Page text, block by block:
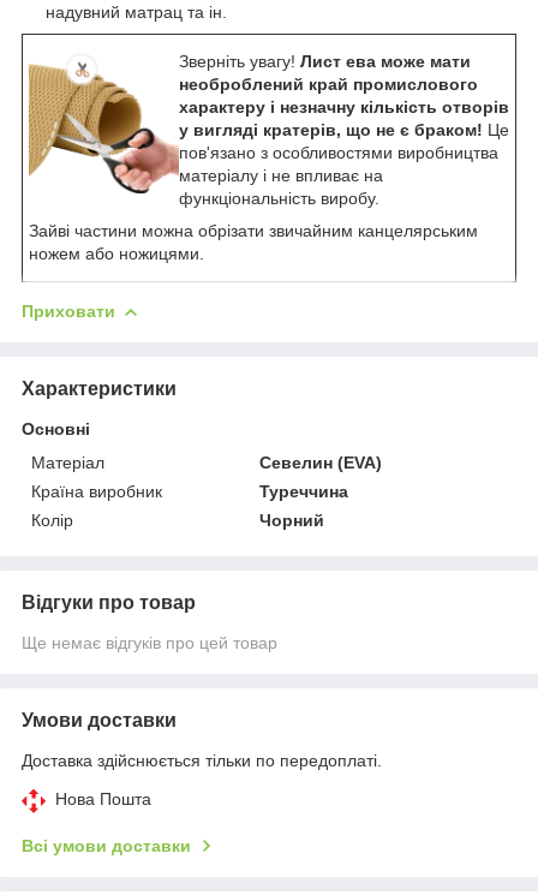
надувний матрац та ін.
Зверніть увагу! Лист ева може мати
необроблений край промислового
характеру і незначну кількість отворів
у вигляді кратерів, що не є браком! Це
пов'язано з особливостями виробництва
матеріалу і не впливає на
функціональність виробу.
Зайві частини можна обрізати звичайним канцелярським
ножем або ножицями.
Приховати
Характеристики
Основні
Матеріал
Севелин (EVA)
Країна виробник
Туреччина
Колір
Чорний
Відгуки про товар
Ще немає відгуків про цей товар
Умови доставки
Доставка здійснюється тільки по передоплаті.
Нова Пошта
Всі умови доставки